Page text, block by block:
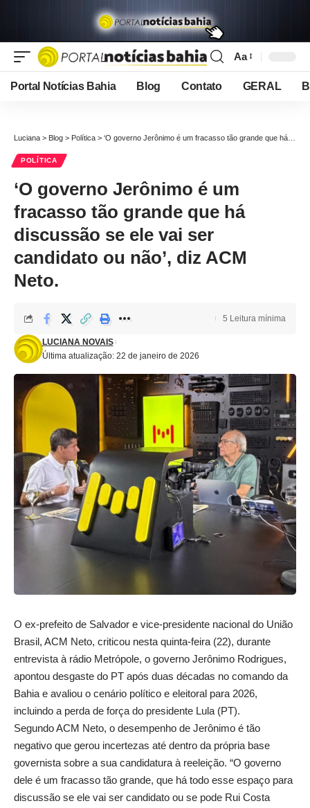
Font
Resizer
Aa
Portal Notícias Bahia Blog Contato GERAL
Luciana > Blog > Política > ‘O governo Jerônimo é um fracasso tão grande que há discussão se ele vai ser candidato ou não’, diz ACM Neto.
POLÍTICA
‘O governo Jerônimo é um
fracasso tão grande que há
discussão se ele vai ser
candidato ou não’, diz ACM
Neto.
Última atualização: 22 de janeiro de 2026
LUCIANA NOVAIS
5 Leitura mínima
O ex-prefeito de Salvador e vice-presidente nacional do União
Brasil, ACM Neto, criticou nesta quinta-feira (22), durante
entrevista à rádio Metrópole, o governo Jerônimo Rodrigues,
apontou desgaste do PT após duas décadas no comando da
Bahia e avaliou o cenário político e eleitoral para 2026,
incluindo a perda de força do presidente Lula (PT).
Segundo ACM Neto, o desempenho de Jerônimo é tão
negativo que gerou incertezas até dentro da própria base
governista sobre a sua candidatura à reeleição. “O governo
dele é um fracasso tão grande, que há todo esse espaço para
discussão se ele vai ser candidato ou se pode Rui Costa